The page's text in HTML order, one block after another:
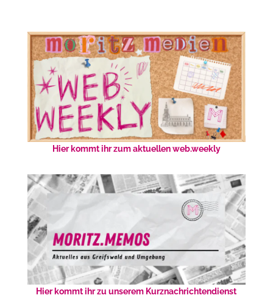
Hier kommt ihr zum aktuellen web.weekly
Hier kommt ihr zu unserem Kurznachrichtendienst